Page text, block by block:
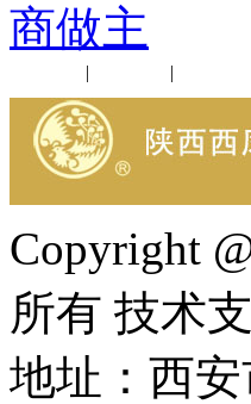
商做主
| |
Copyright
所有 技术
地址：西